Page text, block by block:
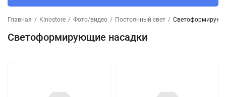
Главная / Kinostore / Фото/видео / Постоянный свет /
Светоформирующие насадки